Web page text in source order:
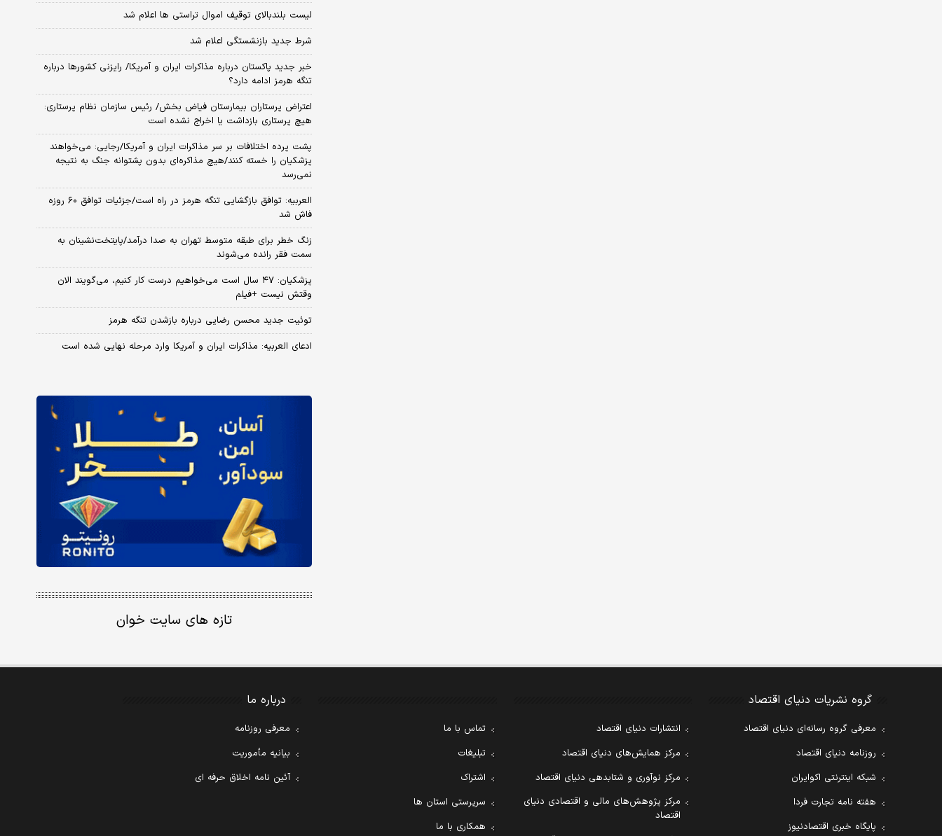
لیست بلندبالای توقیف اموال تراستی ها اعلام شد
شرط جدید بازنشستگی اعلام شد
خبر جدید پاکستان درباره مذاکرات ایران و آمریکا/ رایزنی کشورها درباره
تنگه هرمز ادامه دارد؟
اعتراض پرستاران بیمارستان فیاض بخش/ رئیس سازمان نظام پرستاری:
هیچ پرستاری بازداشت یا اخراج نشده است
پشت پرده اختلافات بر سر مذاکرات ایران و آمریکا/رجایی: می‌خواهند
پزشکیان را خسته کنند/هیچ مذاکره‌ای بدون پشتوانه جنگ به نتیجه
نمی‌رسد
العربیه: توافق بازگشایی تنگه هرمز در راه است/جزئیات توافق ۶۰ روزه
فاش شد
زنگ خطر برای طبقه متوسط تهران به صدا درآمد/پایتخت‌نشینان به
سمت فقر رانده می‌شوند
پزشکیان: ۴۷ سال است می‌خواهیم درست کار کنیم، می‌گویند الان
وقتش نیست +فیلم
توئیت جدید محسن رضایی درباره بازشدن تنگه هرمز
ادعای العربیه: مذاکرات ایران و آمریکا وارد مرحله نهایی شده است
تازه های سایت خوان
گروه نشریات دنیای اقتصاد
معرفی گروه رسانه‌ای دنیای اقتصاد
روزنامه دنیای اقتصاد
شبکه اینترنتی اکوایران
هفته نامه تجارت فردا
پایگاه خبری اقتصادنیوز
انتشارات دنیای اقتصاد
مرکز همایش‌های دنیای اقتصاد
مرکز نوآوری و شتابدهی دنیای اقتصاد
مرکز پژوهش‌های مالی و اقتصادی دنیای
اقتصاد
تماس با ما
تبلیغات
اشتراک
سرپرستی استان ها
همکاری با ما
درباره ما
معرفی روزنامه
بیانیه مأموریت
آئین نامه اخلاق حرفه ای